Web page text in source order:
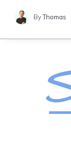
ByThomas